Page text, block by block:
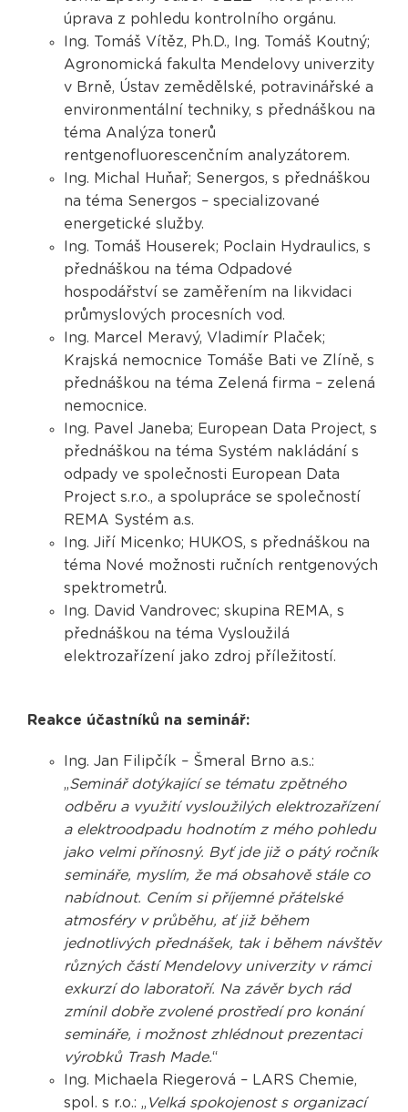
úprava z pohledu kontrolního orgánu.
Ing. Tomáš Vítěz, Ph.D., Ing. Tomáš Koutný;
Agronomická fakulta Mendelovy univerzity
v Brně, Ústav zemědělské, potravinářské a
environmentální techniky, s přednáškou na
téma Analýza tonerů
rentgenofluorescenčním analyzátorem.
Ing. Michal Huňař; Senergos, s přednáškou
na téma Senergos – specializované
energetické služby.
Ing. Tomáš Houserek; Poclain Hydraulics, s
přednáškou na téma Odpadové
hospodářství se zaměřením na likvidaci
průmyslových procesních vod.
Ing. Marcel Meravý, Vladimír Plaček;
Krajská nemocnice Tomáše Bati ve Zlíně, s
přednáškou na téma Zelená firma – zelená
nemocnice.
Ing. Pavel Janeba; European Data Project, s
přednáškou na téma Systém nakládání s
odpady ve společnosti European Data
Project s.r.o., a spolupráce se společností
REMA Systém a.s.
Ing. Jiří Micenko; HUKOS, s přednáškou na
téma Nové možnosti ručních rentgenových
spektrometrů.
Ing. David Vandrovec; skupina REMA, s
přednáškou na téma Vysloužilá
elektrozařízení jako zdroj příležitostí.
Reakce účastníků na seminář:
Ing. Jan Filipčík – Šmeral Brno a.s.:
„Seminář dotýkající se tématu zpětného
odběru a využití vysloužilých elektrozařízení
a elektroodpadu hodnotím z mého pohledu
jako velmi přínosný. Byť jde již o pátý ročník
semináře, myslím, že má obsahově stále co
nabídnout. Cením si příjemné přátelské
atmosféry v průběhu, ať již během
jednotlivých přednášek, tak i během návštěv
různých částí Mendelovy univerzity v rámci
exkurzí do laboratoří. Na závěr bych rád
zmínil dobře zvolené prostředí pro konání
semináře, i možnost zhlédnout prezentaci
výrobků Trash Made.“
Ing. Michaela Riegerová – LARS Chemie,
spol. s r.o.: „ Velká spokojenost s organizací